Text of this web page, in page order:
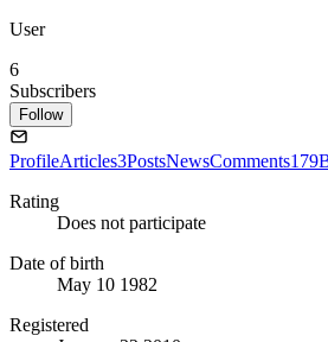
User
6
Subscribers
Follow
ProfileArticles3PostsNewsComments179
Rating
Does not participate
Date of birth
May 10 1982
Registered